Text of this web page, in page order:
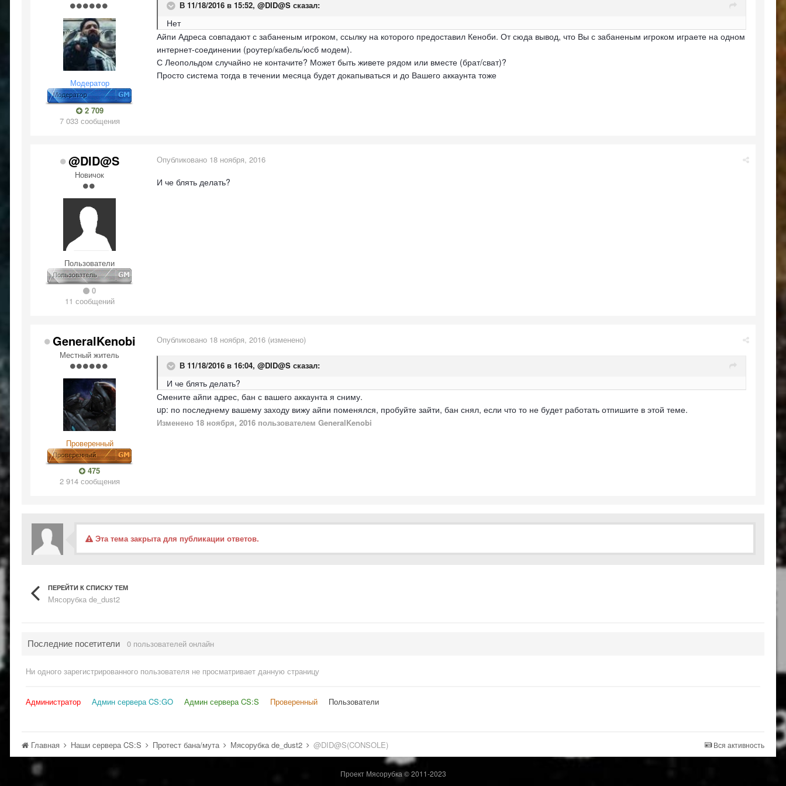
Модератор
2 709
7 033 сообщения
В 11/18/2016 в 15:52, @DID@S сказал:
Нет
Айпи Адреса совпадают с забаненым игроком, ссылку на которого предоставил Кеноби. От сюда вывод, что Вы с забаненым игроком играете на одном
интернет-соединении (роутер/кабель/юсб модем).
С Леопольдом случайно не контачите? Может быть живете рядом или вместе (брат/сват)?
Просто система тогда в течении месяца будет докапываться и до Вашего аккаунта тоже
@DID@S
Новичок
Пользователи
0
11 сообщений
Опубликовано 18 ноября, 2016
И че блять делать?
GeneralKenobi
Местный житель
Проверенный
475
2 914 сообщения
Опубликовано 18 ноября, 2016 (изменено)
В 11/18/2016 в 16:04, @DID@S сказал:
И че блять делать?
Смените айпи адрес, бан с вашего аккаунта я сниму.
up: по последнему вашему заходу вижу айпи поменялся, пробуйте зайти, бан снял, если что то не будет работать отпишите в этой теме.
Изменено 18 ноября, 2016 пользователем GeneralKenobi
Эта тема закрыта для публикации ответов.
ПЕРЕЙТИ К СПИСКУ ТЕМ
Мясорубка de_dust2
Последние посетители 0 пользователей онлайн
Ни одного зарегистрированного пользователя не просматривает данную страницу
Администратор Админ сервера CS:GO Админ сервера CS:S Проверенный Пользователи
Вся активность
Главная Наши сервера CS:S Протест бана/мута Мясорубка de_dust2 @DID@S(CONSOLE)
Проект Мясорубка © 2011-2023